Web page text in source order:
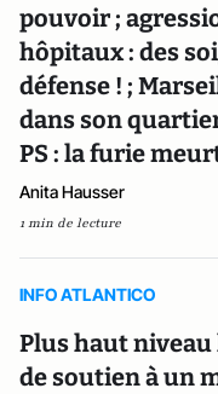
pouvoir ;
hôpitaux : des
défense ! ;
dans son
PS : la furie
Anita Hausser
1 min de lecture
INFO ATLANTICO
Plus haut
de soutien à un